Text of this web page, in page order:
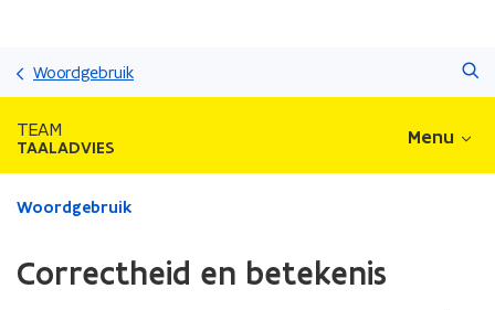
Woordgebruik
TEAM
TAALADVIES Menu
Gedaan
Woordgebruik
Correctheid en betekenis